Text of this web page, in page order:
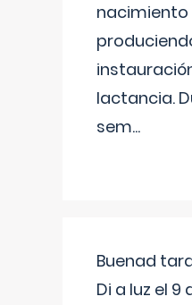
nacimiento
lactancia.
sem...
Buenad
Di a luz el